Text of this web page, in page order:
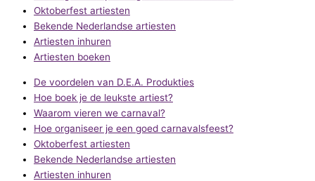
Oktoberfest artiesten
Bekende Nederlandse artiesten
Artiesten inhuren
Artiesten boeken
De voordelen van D.E.A. Produkties
Hoe boek je de leukste artiest?
Waarom vieren we carnaval?
Hoe organiseer je een goed carnavalsfeest?
Oktoberfest artiesten
Bekende Nederlandse artiesten
Artiesten inhuren